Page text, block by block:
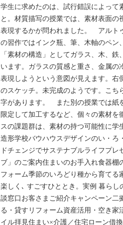
学生に求めたのは、試行錯誤によって
と。材質描写の授業では、素材表面の
表現するかが問われました。 アルト
の習作ではインク瓶、筆、木軸のペン
「素材の構造」としてガラス、木、
います。ガラスの質感と重さ、金属の
表現しようという意図が見えます。右
のスケッチ。未完成のようです。こち
字があります。 また別の授業では紙
限定して加工するなど、個々の素材を
スの課題群は、素材の持つ可能性に学
造形学校バウハウスデザインのい・
ドチェンジでサステナブルライフプレ
ブ」のご案内住まいのお手入れ食器棚
フォーム季節のいろどり種から育て
楽しく､ すごすひととき。実例 暮らし
談窓口お客さまご紹介キャンペーン二
る・貸すリフォーム資産活用・空き家
イル拝見住まい×介護／住宅ローン借